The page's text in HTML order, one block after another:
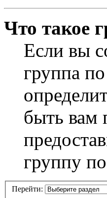
Что такое
Если вы
группа
быть вам
группу
Перейти: